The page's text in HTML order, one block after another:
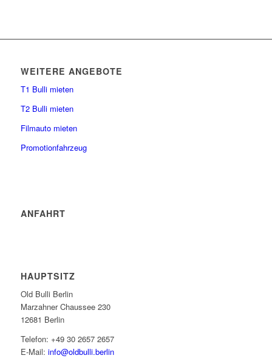
WEITERE ANGEBOTE
T1 Bulli mieten
T2 Bulli mieten
Filmauto mieten
Promotionfahrzeug
ANFAHRT
HAUPTSITZ
Old Bulli Berlin
Marzahner Chaussee 230
12681 Berlin
Telefon: +49 30 2657 2657
E-Mail: info@oldbulli.berlin